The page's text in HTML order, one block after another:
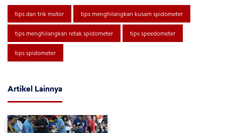
tips dan trik motor tips menghilangkan kusam spidometer
tips menghilangkan retak spidometer tips speedometer
tips spidometer
Artikel Lainnya